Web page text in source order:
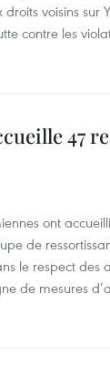
voisins sur
contre les
47
ont
de
le respect des
de mesures